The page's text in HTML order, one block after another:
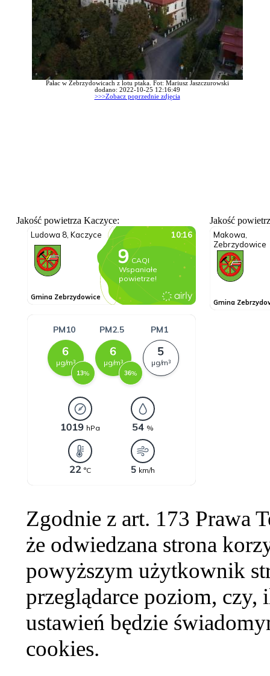
Pałac w Zebrzydowicach z lotu ptaka. Fot: Mariusz Jaszczurowski
dodano: 2022-10-25 12:16:49
>>>Zobacz poprzednie zdjęcia
Jakość powietrza Kaczyce: Jakość
Zgodnie z art. 173 Prawa
że odwiedzana strona
powyższym użytkownik
przeglądarce poziom,
ustawień będzie
cookies.